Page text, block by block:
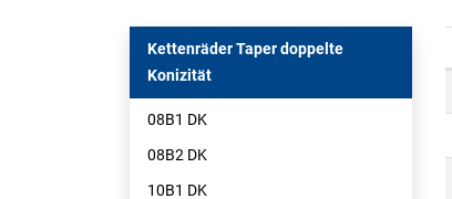
Kettenräder Taper doppelte
Konizität
08B1 DK
08B2 DK
10B1 DK